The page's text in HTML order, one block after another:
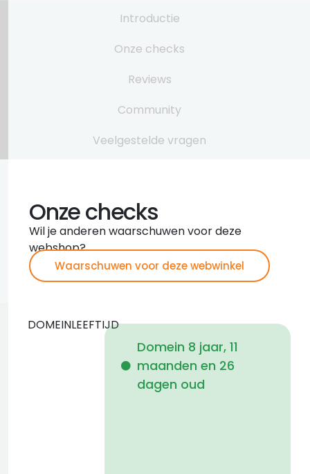
Introductie
Onze checks
Reviews
Community
Veelgestelde vragen
Onze checks
Wil je anderen waarschuwen voor deze
webshop?
Waarschuwen voor deze webwinkel
DOMEINLEEFTIJD
Domein 8 jaar, 11
maanden en 26
dagen oud